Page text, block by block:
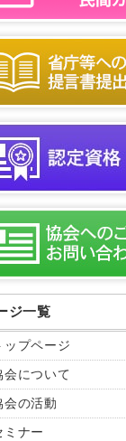
ジ一覧
ップページ
会について
会の活動
ミナー